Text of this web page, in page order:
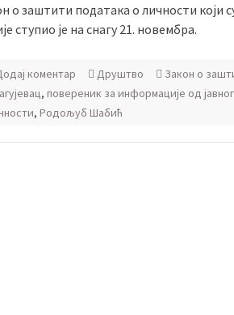
о заштити података о личности који
ступио је на снагу 21. новембра.
коментар Друштво Закон о
, повереник за информације од
, Родољуб Шабић